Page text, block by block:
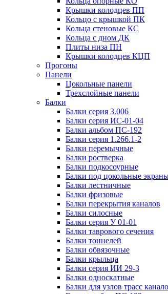
Крышки колодцев ПП
Кольцо с крышкой ПК
Кольца стеновые КС
Кольца с дном ДК
Плиты низа ПН
Крышки колодцев КЦП
Прогоны
Панели
Цокольные панели
Трехслойные панели
Балки
Балки серия 3.006
Балки серия ИС-01-04
Балки альбом ПС-192
Балки серия 1.266.1-2
Балки перемычные
Балки ростверка
Балки подкосоурные
Балки под цокольные
Балки лестничные
Балки фризовые
Балки перекрытия каналов
Балки силосные
Балки серия У 01-01
Балки таврового сечения
Балки тоннелей
Балки обвязочные
Балки крыльца
Балки серия ИИ 29-3
Балки односкатные
Балки для узлов трасс